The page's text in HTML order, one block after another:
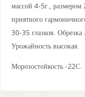
массой 4-5г.,
приятного
30-35 глазков.
Урожайность высокая.
Морозостойкость -22С.